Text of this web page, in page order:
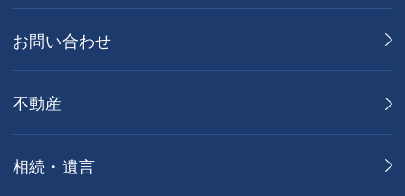
お問い合わせ
不動産
相続・遺言